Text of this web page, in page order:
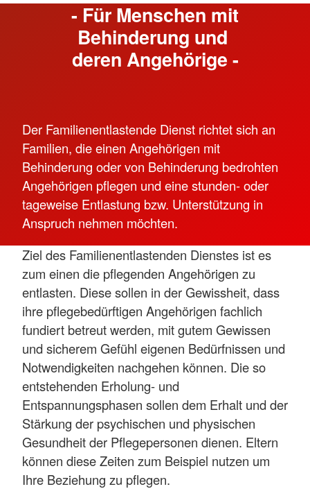
- Für Menschen mit
Behinderung und
deren Angehörige -
Der Familienentlastende Dienst richtet sich an
Familien, die einen Angehörigen mit
Behinderung oder von Behinderung bedrohten
Angehörigen pflegen und eine stunden- oder
tageweise Entlastung bzw. Unterstützung in
Anspruch nehmen möchten.
Ziel des Familienentlastenden Dienstes ist es
zum einen die pflegenden Angehörigen zu
entlasten. Diese sollen in der Gewissheit, dass
ihre pflegebedürftigen Angehörigen fachlich
fundiert betreut werden, mit gutem Gewissen
und sicherem Gefühl eigenen Bedürfnissen und
Notwendigkeiten nachgehen können. Die so
entstehenden Erholung- und
Entspannungsphasen sollen dem Erhalt und der
Stärkung der psychischen und physischen
Gesundheit der Pflegepersonen dienen. Eltern
können diese Zeiten zum Beispiel nutzen um
Ihre Beziehung zu pflegen.